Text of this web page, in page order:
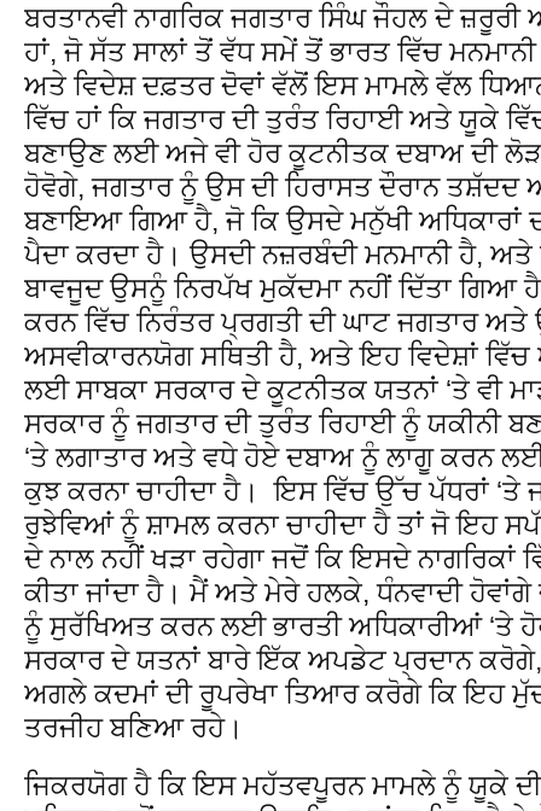
ਬਰਤਾਨਵੀ ਨਾਗਰਿਕ ਜਗਤਾਰ ਸਿੰਘ ਜੌਹਲ ਦੇ ਜ਼ਰੂਰੀ
ਹਾਂ, ਜੋ ਸੱਤ ਸਾਲਾਂ ਤੋਂ ਵੱਧ ਸਮੇਂ ਤੋਂ ਭਾਰਤ ਵਿੱਚ
ਅਤੇ ਵਿਦੇਸ਼ ਦਫ਼ਤਰ ਦੋਵਾਂ ਵੱਲੋਂ ਇਸ ਮਾਮਲੇ ਵੱਲ
ਵਿੱਚ ਹਾਂ ਕਿ ਜਗਤਾਰ ਦੀ ਤੁਰੰਤ ਰਿਹਾਈ ਅਤੇ ਯੂਕੇ
ਬਣਾਉਣ ਲਈ ਅਜੇ ਵੀ ਹੋਰ ਕੂਟਨੀਤਕ ਦਬਾਅ ਦੀ ਲੋੜ
ਹੋਵੋਗੇ, ਜਗਤਾਰ ਨੂੰ ਉਸ ਦੀ ਹਿਰਾਸਤ ਦੌਰਾਨ ਤਸ਼ੱਦਦ
ਬਣਾਇਆ ਗਿਆ ਹੈ, ਜੋ ਕਿ ਉਸਦੇ ਮਨੁੱਖੀ ਅਧਿਕਾਰਾਂ
ਪੈਦਾ ਕਰਦਾ ਹੈ। ਉਸਦੀ ਨਜ਼ਰਬੰਦੀ ਮਨਮਾਨੀ ਹੈ, ਅਤੇ
ਬਾਵਜੂਦ ਉਸਨੂੰ ਨਿਰਪੱਖ ਮੁਕੱਦਮਾ ਨਹੀਂ ਦਿੱਤਾ ਗਿਆ
ਕਰਨ ਵਿੱਚ ਨਿਰੰਤਰ ਪ੍ਰਗਤੀ ਦੀ ਘਾਟ ਜਗਤਾਰ
ਅਸਵੀਕਾਰਨਯੋਗ ਸਥਿਤੀ ਹੈ, ਅਤੇ ਇਹ ਵਿਦੇਸ਼ਾਂ
ਲਈ ਸਾਬਕਾ ਸਰਕਾਰ ਦੇ ਕੂਟਨੀਤਕ ਯਤਨਾਂ ‘ਤੇ ਵੀ
ਸਰਕਾਰ ਨੂੰ ਜਗਤਾਰ ਦੀ ਤੁਰੰਤ ਰਿਹਾਈ ਨੂੰ ਯਕੀਨੀ
‘ਤੇ ਲਗਾਤਾਰ ਅਤੇ ਵਧੇ ਹੋਏ ਦਬਾਅ ਨੂੰ ਲਾਗੂ ਕਰਨ
ਕੁਝ ਕਰਨਾ ਚਾਹੀਦਾ ਹੈ। ਇਸ ਵਿੱਚ ਉੱਚ ਪੱਧਰਾਂ ‘ਤੇ
ਰੁਝੇਵਿਆਂ ਨੂੰ ਸ਼ਾਮਲ ਕਰਨਾ ਚਾਹੀਦਾ ਹੈ ਤਾਂ ਜੋ ਇਹ
ਦੇ ਨਾਲ ਨਹੀਂ ਖੜਾ ਰਹੇਗਾ ਜਦੋਂ ਕਿ ਇਸਦੇ ਨਾਗਰਿਕਾਂ
ਕੀਤਾ ਜਾਂਦਾ ਹੈ। ਮੈਂ ਅਤੇ ਮੇਰੇ ਹਲਕੇ, ਧੰਨਵਾਦੀ
ਨੂੰ ਸੁਰੱਖਿਅਤ ਕਰਨ ਲਈ ਭਾਰਤੀ ਅਧਿਕਾਰੀਆਂ ‘ਤੇ
ਸਰਕਾਰ ਦੇ ਯਤਨਾਂ ਬਾਰੇ ਇੱਕ ਅਪਡੇਟ ਪ੍ਰਦਾਨ
ਅਗਲੇ ਕਦਮਾਂ ਦੀ ਰੂਪਰੇਖਾ ਤਿਆਰ ਕਰੋਗੇ ਕਿ ਇਹ
ਤਰਜੀਹ ਬਣਿਆ ਰਹੇ।
ਜਿਕਰਯੋਗ ਹੈ ਕਿ ਇਸ ਮਹੱਤਵਪੂਰਨ ਮਾਮਲੇ ਨੂੰ ਯੂਕੇ